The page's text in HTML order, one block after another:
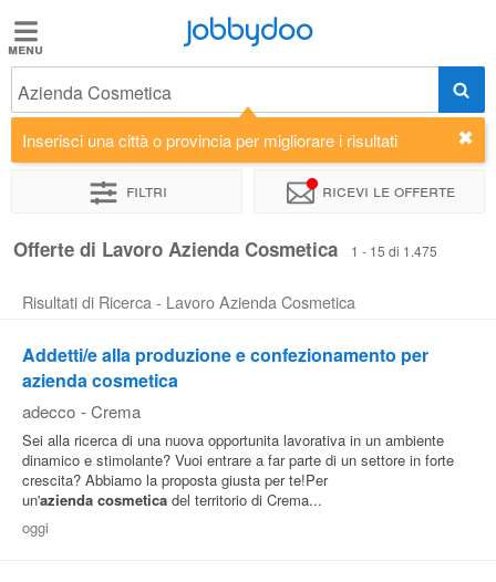
Jobbydoo
Offerte
di
lavoro
Elenco
Blog
Pubblica
Jobbydoo
Azienda Cosmetica
Inserisci una città o provincia per migliorare i risultati
Filtri Ricevi le offerte
Offerte di Lavoro Azienda Cosmetica 1 - 15 di 1.475
Risultati di Ricerca - Lavoro Azienda Cosmetica
Addetti/e alla produzione e confezionamento per
azienda cosmetica
adecco - Crema
Sei alla ricerca di una nuova opportunita lavorativa in un ambiente
dinamico e stimolante? Vuoi entrare a far parte di un settore in forte
crescita? Abbiamo la proposta giusta per te!Per
un'azienda cosmetica del territorio di Crema...
oggi